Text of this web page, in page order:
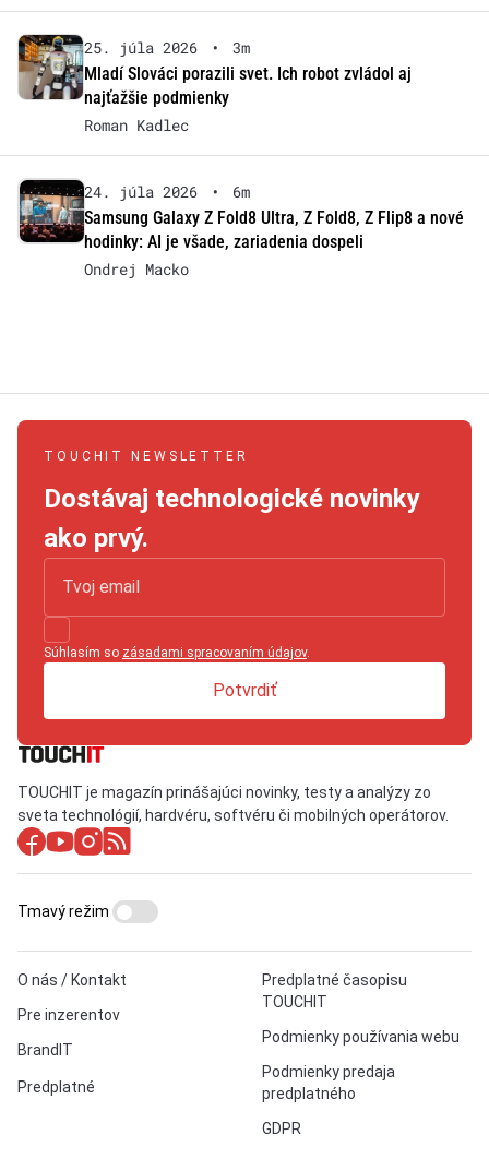
25. júla 2026 •
3m
Mladí Slováci porazili svet. Ich robot zvládol aj
najťažšie podmienky
Roman Kadlec
24. júla 2026 •
6m
Samsung Galaxy Z Fold8 Ultra, Z Fold8, Z Flip8 a nové
hodinky: AI je všade, zariadenia dospeli
Ondrej Macko
TOUCHIT NEWSLETTER
Dostávaj technologické novinky
ako prvý.
Súhlasím so zásadami spracovaním údajov.
Potvrdiť
TOUCHIT je magazín prinášajúci novinky, testy a analýzy zo
sveta technológií, hardvéru, softvéru či mobilných operátorov.
O nás / Kontakt
Pre inzerentov
BrandIT
Predplatné
Predplatné časopisu
TOUCHIT
Podmienky používania webu
Podmienky predaja
predplatného
GDPR
Tmavý režim